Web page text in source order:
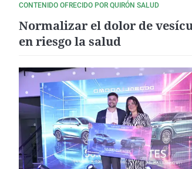
CONTENIDO OFRECIDO POR QUIRÓN SALUD
Normalizar el dolor de
en riesgo la salud